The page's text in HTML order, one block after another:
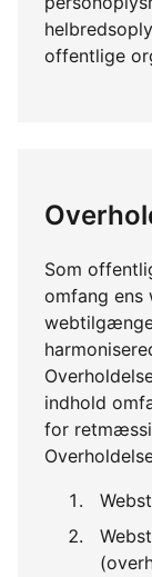
offentlige
Som
omfang ens
indhold
for